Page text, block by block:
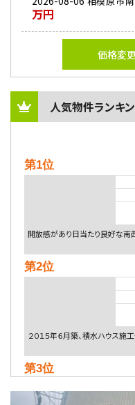
万円
価格変
人気物件ランキ
第1位
開放感があり日当たり良好な
第2位
２０１５年６月築、積水ハウス
第3位